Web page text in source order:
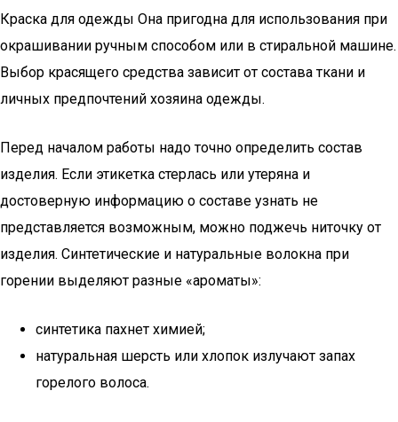
Краска для одежды Она пригодна для использования при
окрашивании ручным способом или в стиральной машине.
Выбор красящего средства зависит от состава ткани и
личных предпочтений хозяина одежды.
Перед началом работы надо точно определить состав
изделия. Если этикетка стерлась или утеряна и
достоверную информацию о составе узнать не
представляется возможным, можно поджечь ниточку от
изделия. Синтетические и натуральные волокна при
горении выделяют разные «ароматы»:
синтетика пахнет химией;
натуральная шерсть или хлопок излучают запах
горелого волоса.